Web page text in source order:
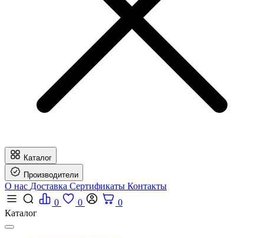
Каталог
Производители
О нас Доставка Сертификаты Контакты
0
0
0
Каталог